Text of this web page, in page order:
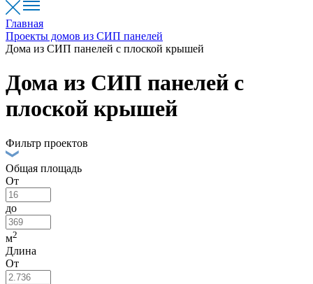
Главная
Проекты домов из СИП панелей
Дома из СИП панелей с плоской крышей
Дома из СИП панелей с
плоской крышей
Фильтр проектов
Общая площадь
От
до
м2
Длина
От